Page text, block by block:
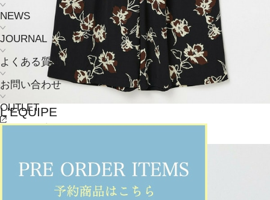
NEWS
JOURNAL
よくある質問
お問い合わせ
OUTLET
L'EQUIPE
パンツ(ぱんつ) /